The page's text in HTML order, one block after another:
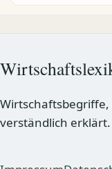
Wirtschaftsbegriffe,
verständlich erklärt.